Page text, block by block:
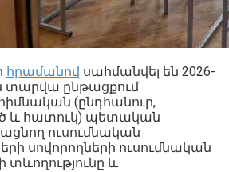
հրամանով սահմանվել են 2026-
տարվա ընթացքում
(ընդհանուր,
և հատուկ) պետական
ուսումնական
սովորողների ուսումնական
և